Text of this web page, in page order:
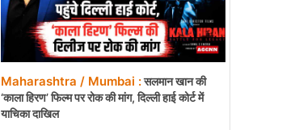
Maharashtra / Mumbai :सलमान खान की
‘काला हिरण’ फिल्म पर रोक की मांग, दिल्ली हाई कोर्ट में
याचिका दाखिल